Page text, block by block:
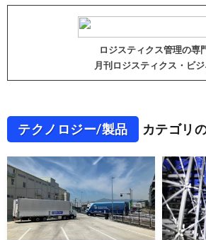
ロジスティクス管理の専
月刊ロジスティクス・ビ
テクノロジー/製品 カテゴリ